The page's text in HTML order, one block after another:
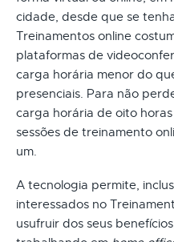
cidade, desde que se
Treinamentos online
plataformas de
carga horária menor do
presenciais. Para não
carga horária de oito
sessões de treinamento
um.
A tecnologia permite,
interessados no
usufruir dos seus